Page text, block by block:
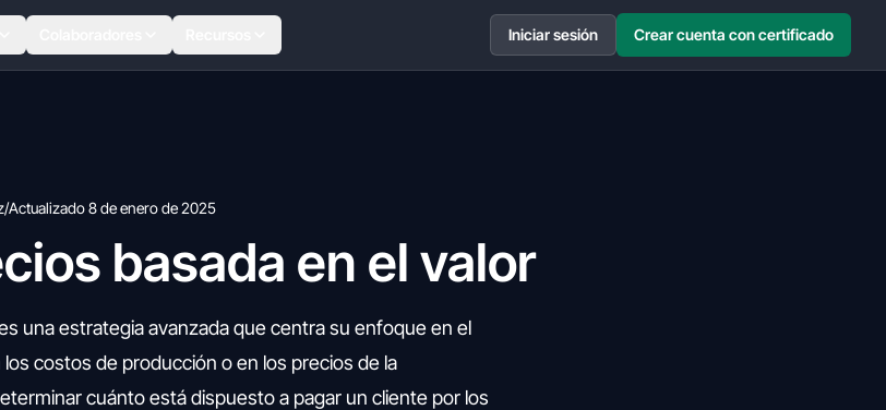
Iniciar sesión Crear cuenta con certificado
/Actualizado 8 de enero de 2025
basada en el valor
una estrategia avanzada que centra su enfoque en el
costos de producción o en los precios de la
cuánto está dispuesto a pagar un cliente por los